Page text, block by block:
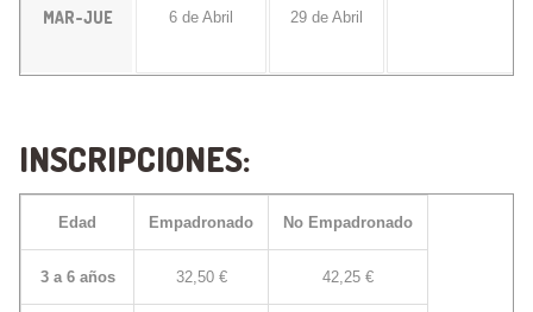
MAR-JUE 6 de Abril 29 de Abril
INSCRIPCIONES:
Edad Empadronado No Empadronado
3 a 6 años 32,50 € 42,25 €